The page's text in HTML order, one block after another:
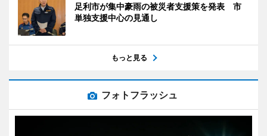
足利市が集中豪雨の被災者支援策を発表 市
単独支援中心の見通し
もっと見る
フォトフラッシュ